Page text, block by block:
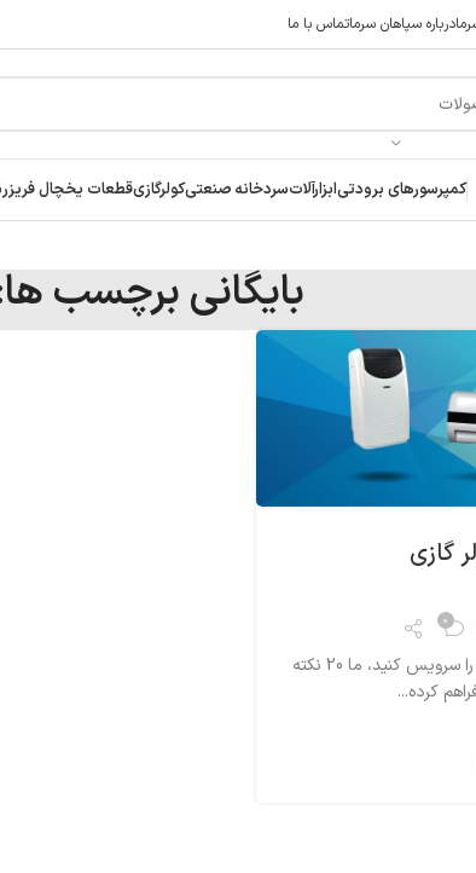
درباره سپاهان سرماتماس با ما
کمپرسورهای برودتیابزارآلاتسردخانه صنعتیکولرگازیقطعات یخچال فریزر
بایگانی برچسب
گازی
0
اگر خودتان قصد دارید که کولر گازی خود را سرویس کنید، ما 20 نکته
کرده...